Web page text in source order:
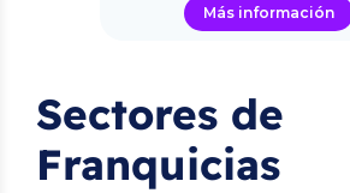
Más información
Sectores de
Franquicias